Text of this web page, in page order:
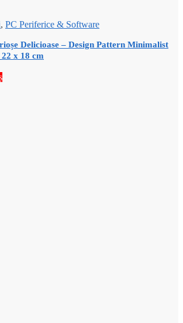
, PC Periferice & Software
Delicioase – Design Pattern Minimalist
x 18 cm